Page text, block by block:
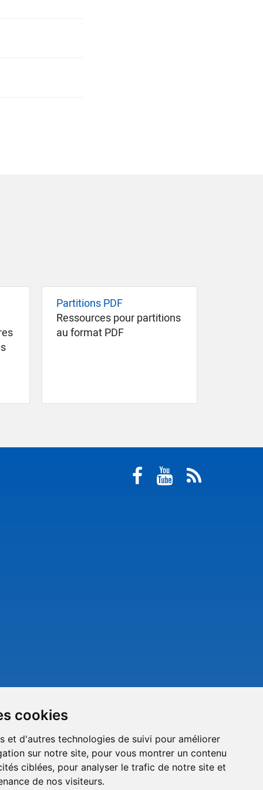
cookies
et d'autres technologies de suivi pour améliorer
sur notre site, pour vous montrer un contenu
ciblées, pour analyser le trafic de notre site et
de nos visiteurs.
Partitions PDF
Ressources pour partitions
au format PDF